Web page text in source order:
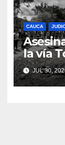
CAUCA
la vía
JUL 30,